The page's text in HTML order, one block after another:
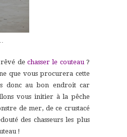
de chasser le couteau?
que vous procurera cette
donc au bon endroit car
vous initier à la pêche
de mer, de ce crustacé
des chasseurs les plus
!